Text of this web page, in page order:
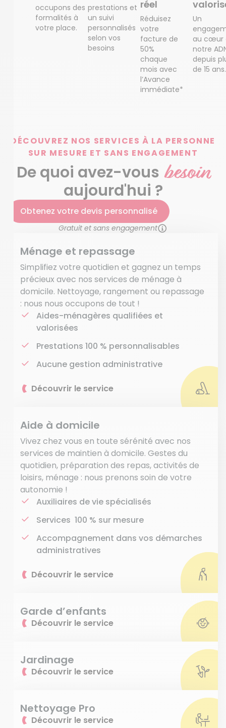
occupons des
formalités à
votre place.
prestations et
un suivi
personnalisés
selon vos
besoins
réel
Réduisez
votre
facture de
50%
chaque
mois avec
l’Avance
immédiate*
Un
au cœur
notre
depuis
de 15 ans.
DÉCOUVREZ NOS SERVICES À LA PERSONNE
SUR MESURE ET SANS ENGAGEMENT
De quoi avez-vous besoin
aujourd'hui ?
Obtenez votre devis personnalisé
Gratuit et sans engagement
Ménage et repassage
Simplifiez votre quotidien et gagnez un temps
précieux avec nos services de ménage à
domicile. Nettoyage, rangement ou repassage
: nous nous occupons de tout !
Aides-ménagères qualifiées et
valorisées
Prestations 100 % personnalisables
Aucune gestion administrative
Découvrir le service
Aide à domicile
Vivez chez vous en toute sérénité avec nos
services de maintien à domicile. Gestes du
quotidien, préparation des repas, activités de
loisirs, ménage : nous prenons soin de votre
autonomie !
Auxiliaires de vie spécialisés
Services 100 % sur mesure
Accompagnement dans vos démarches
administratives
Découvrir le service
Garde d’enfants
Découvrir le service
Jardinage
Découvrir le service
Nettoyage Pro
Découvrir le service